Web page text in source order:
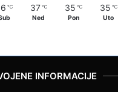
℃ 37 ℃
Ned
35 ℃
Pon
35 ℃
Uto
INFORMACIJE